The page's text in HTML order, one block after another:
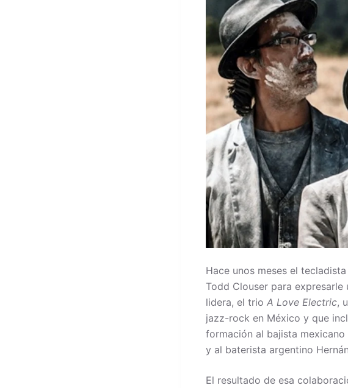
Hace unos meses el
Todd Clouser para
lidera, el trio A Love Electric,
jazz-rock en México y que
formación al bajista mexicano
y al baterista argentino
El resultado de esa